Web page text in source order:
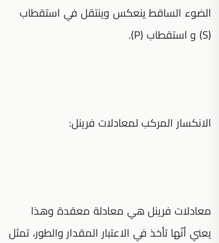
الضوء الساقط ينعكس وينتقل في استقطاب
(S) و استقطاب (P).
الانكسار المركب لمعادلات فرينل:
معادلات فرينل هي معادلة معقدة وهذا
يعني أنّها تأخذ في الاعتبار المقدار والطور، تمثل